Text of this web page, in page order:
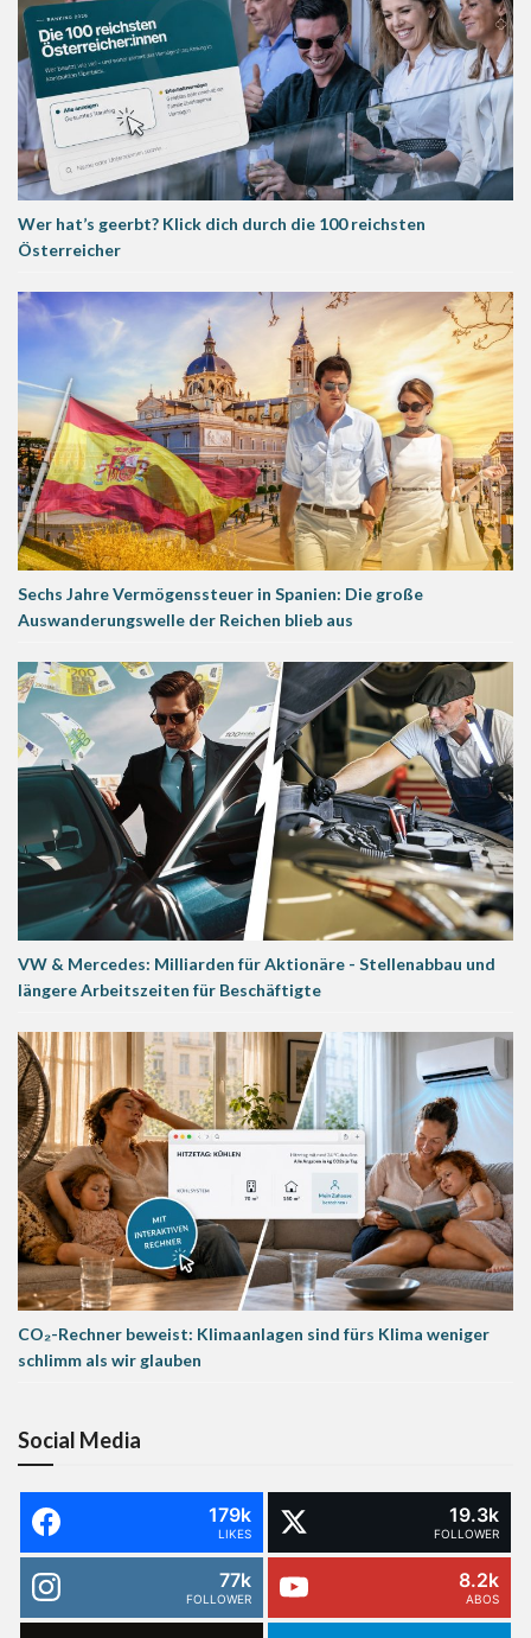
Wer hat’s geerbt? Klick dich durch die 100 reichsten
Österreicher
Sechs Jahre Vermögenssteuer in Spanien: Die große
Auswanderungswelle der Reichen blieb aus
VW & Mercedes: Milliarden für Aktionäre - Stellenabbau und
längere Arbeitszeiten für Beschäftigte
CO₂-Rechner beweist: Klimaanlagen sind fürs Klima weniger
schlimm als wir glauben
Social Media
179k
LIKES
19.3k
FOLLOWER
77k
FOLLOWER
8.2k
ABOS